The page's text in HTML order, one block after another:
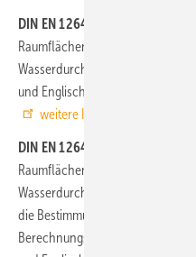
DIN EN 1264-1 (Entwurf)
Raumflächenintegrierte Heiz- und
Wasserdurchströmung – Teil 1:
und Englische Fassung prEN
weitere Infos auf
DIN EN 1264-2 (Entwurf)
Raumflächenintegrierte Heiz- und
Wasserdurchströmung – Teil 2:
die Bestimmung der
Berechnungsmethoden und